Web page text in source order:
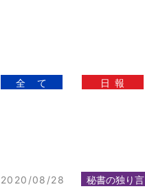
全 て 日 報
2020/08/28 秘書の独り言